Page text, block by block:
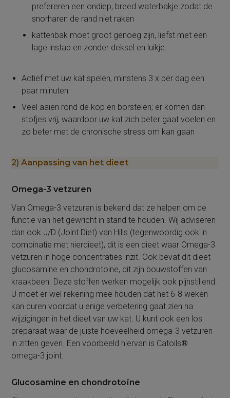
prefereren een ondiep, breed waterbakje zodat de
snorharen de rand niet raken
kattenbak moet groot genoeg zijn, liefst met een
lage instap en zonder deksel en luikje.
Actief met uw kat spelen, minstens 3 x per dag een
paar minuten
Veel aaien rond de kop en borstelen; er komen dan
stofjes vrij, waardoor uw kat zich beter gaat voelen en
zo beter met de chronische stress om kan gaan
2) Aanpassing van het dieet
Omega-3 vetzuren
Van Omega-3 vetzuren is bekend dat ze helpen om de
functie van het gewricht in stand te houden. Wij adviseren
dan ook J/D (Joint Diet) van Hills (tegenwoordig ook in
combinatie met nierdieet), dit is een dieet waar Omega-3
vetzuren in hoge concentraties inzit. Ook bevat dit dieet
glucosamine en chondrotoine, dit zijn bouwstoffen van
kraakbeen. Deze stoffen werken mogelijk ook pijnstillend.
U moet er wel rekening mee houden dat het 6-8 weken
kan duren voordat u enige verbetering gaat zien na
wijzigingen in het dieet van uw kat. U kunt ook een los
preparaat waar de juiste hoeveelheid omega-3 vetzuren
in zitten geven. Een voorbeeld hiervan is Catoils®
omega-3 joint.
Glucosamine en chondrotoïne